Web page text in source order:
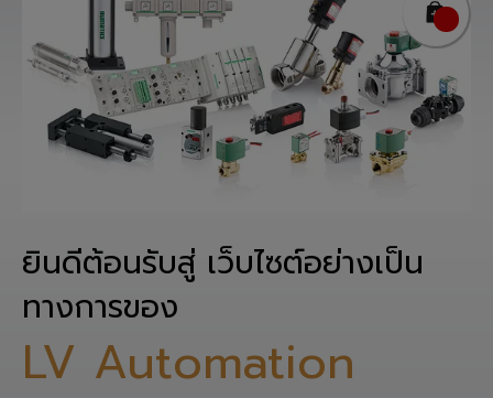
ยินดีต้อนรับสู่ เว็บไซต์อย่างเป็น
ทางการของ